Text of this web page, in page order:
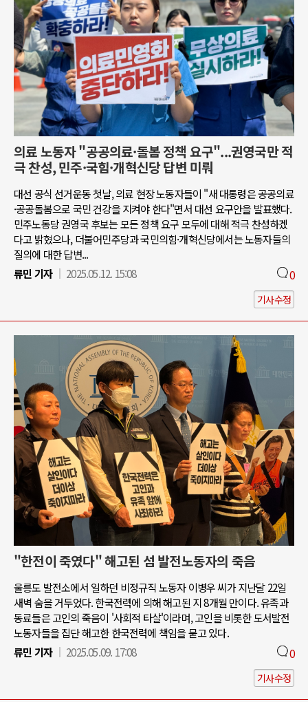
의료 노동자 "공공의료·돌봄 정책 요구"...권영국만 적
극 찬성, 민주·국힘·개혁신당 답변 미뤄
대선 공식 선거운동 첫날, 의료 현장 노동자들이 "새 대통령은 공공의료
·공공돌봄으로 국민 건강을 지켜야 한다"면서 대선 요구안을 발표했다.
민주노동당 권영국 후보는 모든 정책 요구 모두에 대해 적극 찬성하겠
다고 밝혔으나, 더불어민주당과 국민의힘·개혁신당에서는 노동자들의
질의에 대한 답변...
류민 기자
2025.05.12. 15:08 0
기사수정
"한전이 죽였다" 해고된 섬 발전노동자의 죽음
울릉도 발전소에서 일하던 비정규직 노동자 이병우 씨가 지난달 22일
새벽 숨을 거두었다. 한국전력에 의해 해고된 지 8개월 만이다. 유족과
동료들은 고인의 죽음이 '사회적 타살'이라며, 고인을 비롯한 도서발전
노동자들을 집단 해고한 한국전력에 책임을 묻고 있다.
류민 기자
2025.05.09. 17:08 0
기사수정